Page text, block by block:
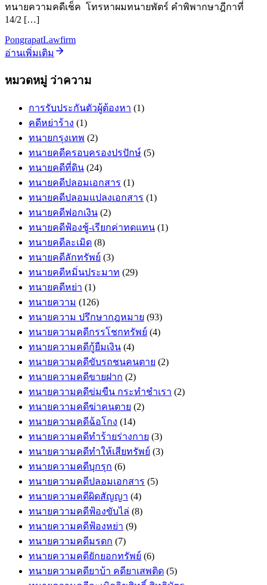
ทนายความคดีเช็ค โทรหาผมทนายพัตร์ คำพิพากษาฎีกาที่
14/2 […]
PongrapatLawfirm
อ่านเพิ่มเติม
หมวดหมู่ ว่าความ
การรับประกันตัวผู้ต้องหา (1)
คดีหย่าร้าง (1)
ทนายกรุงเทพ (2)
ทนายคดีครอบครองปรปักษ์ (5)
ทนายคดีที่ดิน (24)
ทนายคดีปลอมเอกสาร (1)
ทนายคดีปลอมแปลงเอกสาร (1)
ทนายคดีฟอกเงิน (2)
ทนายคดีฟ้องชู้-เรียกค่าทดแทน (1)
ทนายคดีละเมิด (8)
ทนายคดีลักทรัพย์ (3)
ทนายคดีหมิ่นประมาท (29)
ทนายคดีหย่า (1)
ทนายความ (126)
ทนายความ ปรึกษากฎหมาย (93)
ทนายความคดีกรรโชกทรัพย์ (4)
ทนายความคดีกู้ยืมเงิน (4)
ทนายความคดีขับรถชนคนตาย (2)
ทนายความคดีขายฝาก (2)
ทนายความคดีข่มขืน กระทำชำเรา (2)
ทนายความคดีฆ่าคนตาย (2)
ทนายความคดีฉ้อโกง (14)
ทนายความคดีทำร้ายร่างกาย (3)
ทนายความคดีทำให้เสียทรัพย์ (3)
ทนายความคดีบุกรุก (6)
ทนายความคดีปลอมเอกสาร (5)
ทนายความคดีผิดสัญญา (4)
ทนายความคดีฟ้องขับไล่ (8)
ทนายความคดีฟ้องหย่า (9)
ทนายความคดีมรดก (7)
ทนายความคดียักยอกทรัพย์ (6)
ทนายความคดียาบ้า คดียาเสพติด (5)